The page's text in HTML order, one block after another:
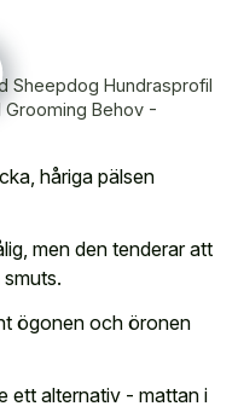
Sheepdog Hundrasprofil
Behov -
håriga pälsen
men den tenderar att
ögonen och öronen
ett alternativ - mattan i